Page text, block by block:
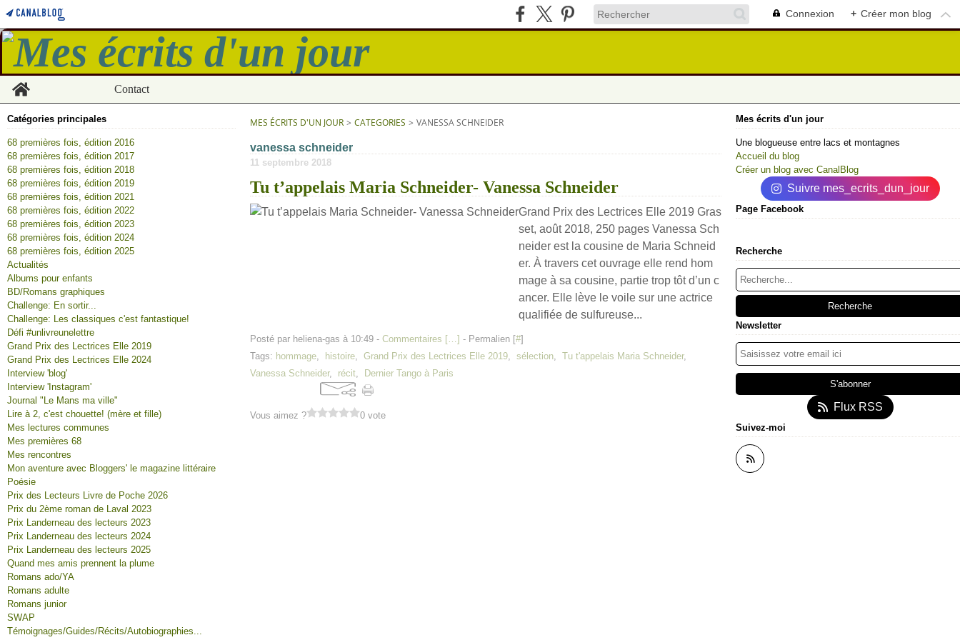
Connexion + Créer mon blog
Home
Contact
Catégories principales
68 premières fois, édition 2016
68 premières fois, édition 2017
68 premières fois, édition 2018
68 premières fois, édition 2019
68 premières fois, édition 2021
68 premières fois, édition 2022
68 premières fois, édition 2023
68 premières fois, édition 2024
68 premières fois, édition 2025
Actualités
Albums pour enfants
BD/Romans graphiques
Challenge: En sortir...
Challenge: Les classiques c'est fantastique!
Défi #unlivreunelettre
Grand Prix des Lectrices Elle 2019
Grand Prix des Lectrices Elle 2024
Interview 'blog'
Interview 'Instagram'
Journal "Le Mans ma ville"
Lire à 2, c'est chouette! (mère et fille)
Mes lectures communes
Mes premières 68
Mes rencontres
Mon aventure avec Bloggers' le magazine littéraire
Poésie
Prix des Lecteurs Livre de Poche 2026
Prix du 2ème roman de Laval 2023
Prix Landerneau des lecteurs 2023
Prix Landerneau des lecteurs 2024
Prix Landerneau des lecteurs 2025
Quand mes amis prennent la plume
Romans ado/YA
Romans adulte
Romans junior
SWAP
Témoignages/Guides/Récits/Autobiographies...
MES ÉCRITS D'UN JOUR > CATEGORIES > VANESSA SCHNEIDER
vanessa schneider
11 septembre 2018
Tu t’appelais Maria Schneider- Vanessa Schneider
Grand Prix des Lectrices Elle 2019 Gras
set, août 2018, 250 pages Vanessa Sch
neider est la cousine de Maria Schneid
er. À travers cet ouvrage elle rend hom
mage à sa cousine, partie trop tôt d’un c
ancer. Elle lève le voile sur une actrice
qualifiée de sulfureuse...
Posté par heliena-gas à 10:49 - Commentaires […] - Permalien [#]
Tags: hommage, histoire, Grand Prix des Lectrices Elle 2019, sélection, Tu t'appelais Maria Schneider,
Vanessa Schneider, récit, Dernier Tango à Paris
Vous aimez ? 0 vote
Mes écrits d'un jour
Une blogueuse entre lacs et montagnes
Accueil du blog
Créer un blog avec CanalBlog
Suivre mes_ecrits_dun_jour
Page Facebook
Recherche
Newsletter
Flux RSS
Suivez-moi